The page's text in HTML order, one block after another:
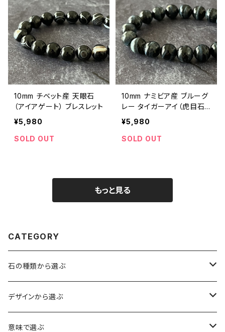
10mm チベット産 天眼石
（アイアゲート） ブレスレット
¥5,980
SOLD OUT
10mm ナミビア産 ブルーグ
レー タイガーアイ（虎目石）
ブレスレット
¥5,980
SOLD OUT
もっと見る
CATEGORY
石の種類から選ぶ
水晶（クォーツ）
アイリスクォーツ（虹入り水晶）
ローズクォーツ（紅水晶）
デザインから選ぶ
龍彫刻（水晶）
意味で選ぶ